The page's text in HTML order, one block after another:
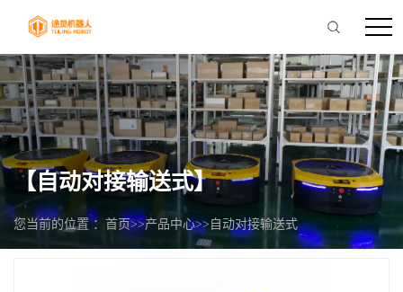
【自动对接输送式】
您当前的位置 ： 首页>>产品中心>> 自动对接输送式